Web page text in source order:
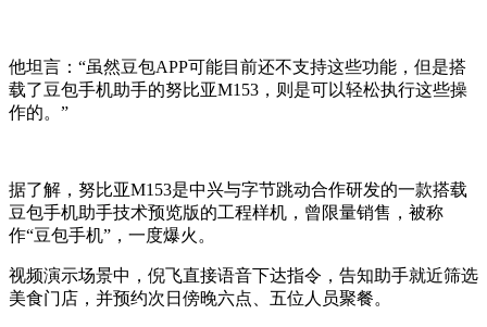
他坦言：“虽然豆包APP可能目前还不支持这些功能，但是搭
载了豆包手机助手的努比亚M153，则是可以轻松执行这些操
作的。”
据了解，努比亚M153是中兴与字节跳动合作研发的一款搭载
豆包手机助手技术预览版的工程样机，曾限量销售，被称
作“豆包手机”，一度爆火。
视频演示场景中，倪飞直接语音下达指令，告知助手就近筛选
美食门店，并预约次日傍晚六点、五位人员聚餐。